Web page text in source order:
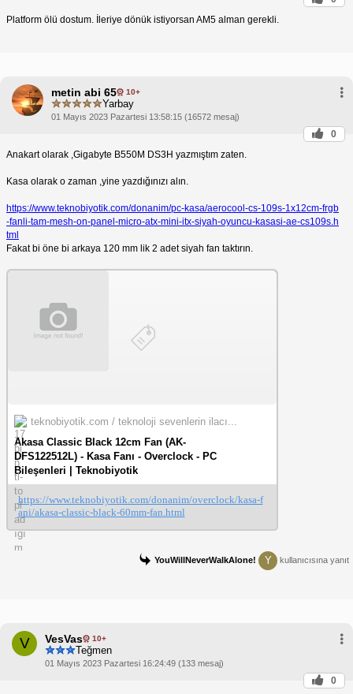
Platform ölü dostum. İleriye dönük istiyorsan AM5 alman gerekli.
metin abi 65 10+
Yarbay
01 Mayıs 2023 Pazartesi 13:58:15 (16572 mesaj)
0
Anakart olarak ,Gigabyte B550M DS3H yazmıştım zaten.
Kasa olarak o zaman ,yine yazdığınızı alın.
https://www.teknobiyotik.com/donanim/pc-kasa/aerocool-cs-109s-1x12cm-frgb
-fanli-tam-mesh-on-panel-micro-atx-mini-itx-siyah-oyuncu-kasasi-ae-cs109s.h
tml
Fakat bi öne bi arkaya 120 mm lik 2 adet siyah fan taktırın.
teknobiyotik.com / teknoloji sevenlerin ilacı...
Akasa Classic Black 12cm Fan (AK-
DFS122512L) - Kasa Fanı - Overclock - PC
Bileşenleri | Teknobiyotik
https://www.teknobiyotik.com/donanim/overclock/kasa-f
ani/akasa-classic-black-60mm-fan.html
YouWillNeverWalkAlone! Y kullanıcısına yanıt
V VesVas 10+
Teğmen
01 Mayıs 2023 Pazartesi 16:24:49 (133 mesaj)
0